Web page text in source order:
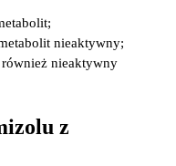
nieaktywny;
nieaktywny
z